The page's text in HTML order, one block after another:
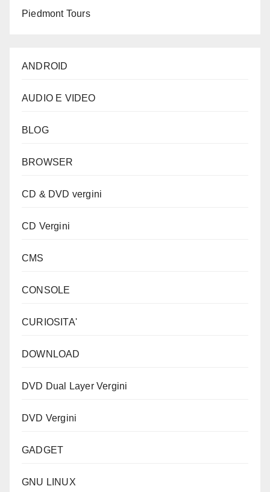
Piedmont Tours
ANDROID
AUDIO E VIDEO
BLOG
BROWSER
CD & DVD vergini
CD Vergini
CMS
CONSOLE
CURIOSITA'
DOWNLOAD
DVD Dual Layer Vergini
DVD Vergini
GADGET
GNU LINUX